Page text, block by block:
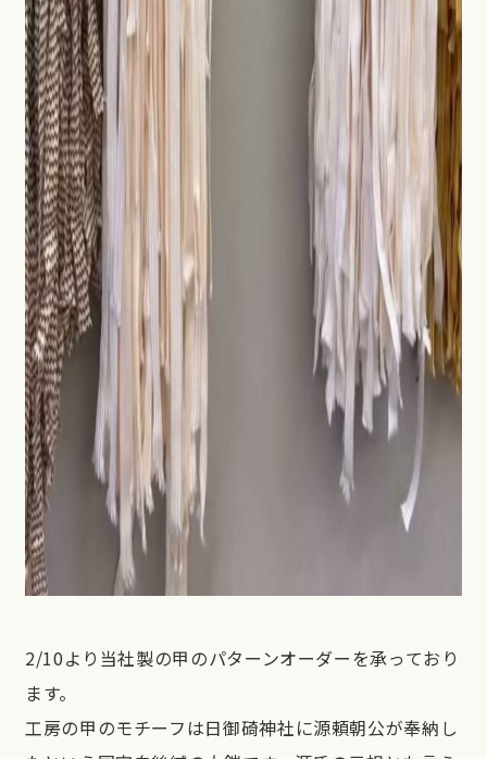
2/10より当社製の甲のパターンオーダーを承っており
ます。
工房の甲のモチーフは日御碕神社に源頼朝公が奉納し